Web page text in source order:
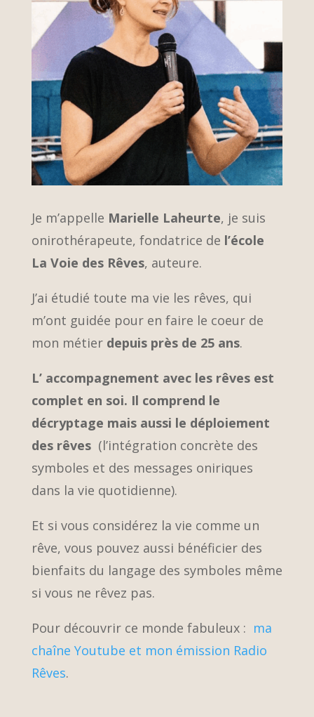
Je m’appelle Marielle Laheurte, je suis
onirothérapeute, fondatrice de l’école
La Voie des Rêves, auteure.
J’ai étudié toute ma vie les rêves, qui
m’ont guidée pour en faire le coeur de
mon métier depuis près de 25 ans.
L’ accompagnement avec les rêves est
complet en soi. Il comprend le
décryptage mais aussi le déploiement
des rêves (l’intégration concrète des
symboles et des messages oniriques
dans la vie quotidienne).
Et si vous considérez la vie comme un
rêve, vous pouvez aussi bénéficier des
bienfaits du langage des symboles même
si vous ne rêvez pas.
Pour découvrir ce monde fabuleux : ma
chaîne Youtube et mon émission Radio
Rêves.